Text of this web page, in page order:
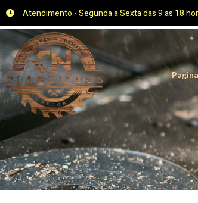
Atendimento - Segunda a Sexta das 9 as 18